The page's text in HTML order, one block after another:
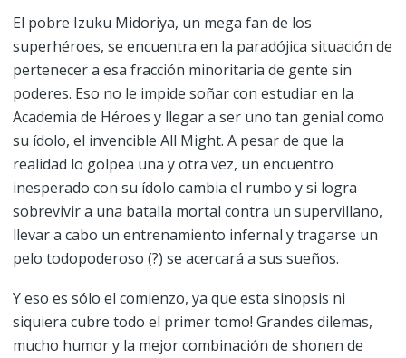
El pobre Izuku Midoriya, un mega fan de los
superhéroes, se encuentra en la paradójica situación de
pertenecer a esa fracción minoritaria de gente sin
poderes. Eso no le impide soñar con estudiar en la
Academia de Héroes y llegar a ser uno tan genial como
su ídolo, el invencible All Might. A pesar de que la
realidad lo golpea una y otra vez, un encuentro
inesperado con su ídolo cambia el rumbo y si logra
sobrevivir a una batalla mortal contra un supervillano,
llevar a cabo un entrenamiento infernal y tragarse un
pelo todopoderoso (?) se acercará a sus sueños.
Y eso es sólo el comienzo, ya que esta sinopsis ni
siquiera cubre todo el primer tomo! Grandes dilemas,
mucho humor y la mejor combinación de shonen de